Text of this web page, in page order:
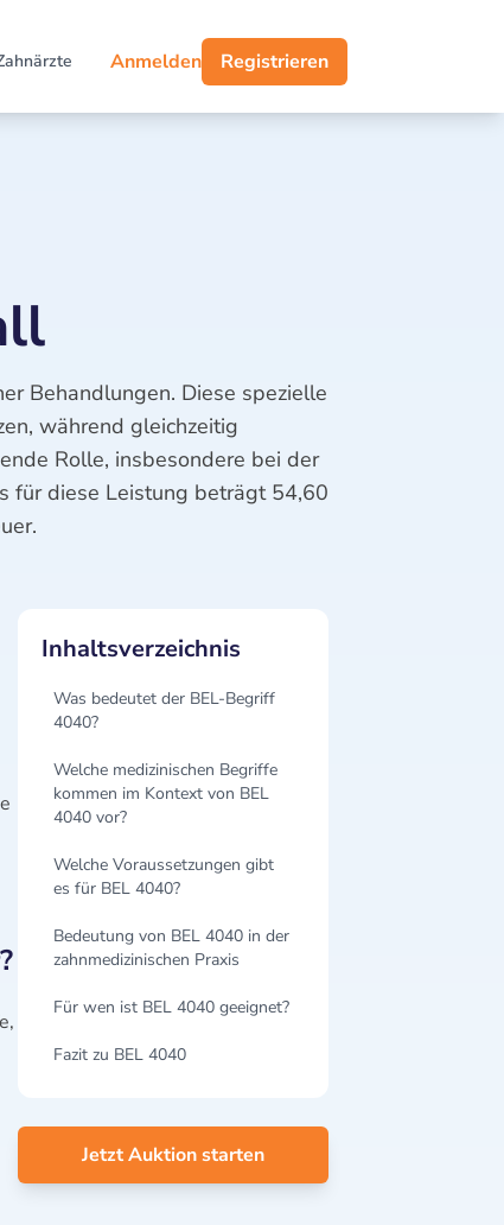
Anmelden Registrieren
Behandlungen. Diese spezielle
während gleichzeitig
Rolle, insbesondere bei der
für diese Leistung beträgt 54,60
Inhaltsverzeichnis
Was bedeutet der BEL-Begriff
4040?
Welche medizinischen Begriffe
kommen im Kontext von BEL
4040 vor?
Welche Voraussetzungen gibt
es für BEL 4040?
Bedeutung von BEL 4040 in der
zahnmedizinischen Praxis
Für wen ist BEL 4040 geeignet?
Fazit zu BEL 4040
Jetzt Auktion starten